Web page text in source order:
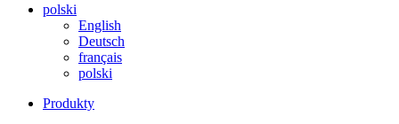
polski
English
Deutsch
français
polski
Produkty